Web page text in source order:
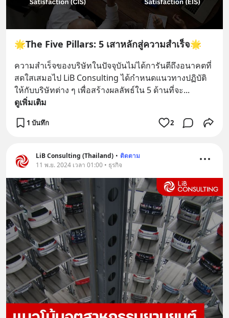
🌟The Five Pillars: 5 เสาหลักสู่ความสำเร็จ🌟
ความสำเร็จของบริษัทในปัจจุบันไม่ได้การันตีถึงอนาคตที่
สดใสเสมอไป LiB Consulting ได้กำหนดแนวทางปฏิบัติ
ให้กับบริษัทต่าง ๆ เพื่อสร้างผลลัพธ์ใน 5 ด้านที่จะ...
ดูเพิ่มเติม
1 บันทึก 2
LiB Consulting (Thailand) • ติดตาม
11 พ.ย. 2024 เวลา 01:00 • ธุรกิจ